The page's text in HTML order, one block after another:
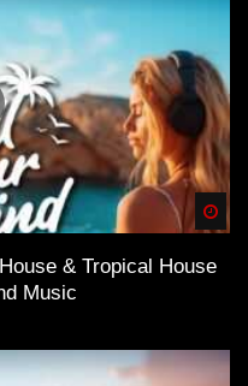
& Tropical House
Music